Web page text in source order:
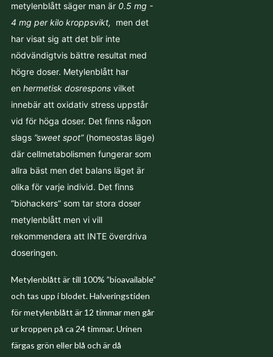
metylenblått säger man är 0.5 mg -
4 mg per kilo kroppsvikt, men det
har visat sig att det blir inte
nödvändigtvis bättre resultat med
högre doser. Metylenblått har
en hermetisk dosrespons vilket
innebär att oxidativ stress uppstår
vid för höga doser. Det finns någon
slags ”sweet spot”(homeostas läge)
där cellmetabolismen fungerar som
allra bäst men det balans läget är
olika för varje individ. Det finns
”biohackers” som tar stora doser
metylenblått men vi vill
rekommendera att INTE överdriva
doseringen.
Metylenblått är till 100% ”bioavailable”
och tas upp i blodet. Halveringstiden
för metylenblått är 12 timmar men går
ur kroppen på ca 24 timmar. Urinen
färgas grön eller blå och är då